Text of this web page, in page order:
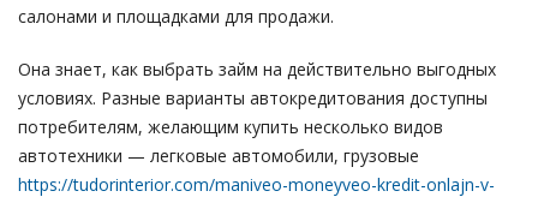
салонами и площадками для продажи.
Она знает, как выбрать займ на действительно выгодных
условиях. Разные варианты автокредитования доступны
потребителям, желающим купить несколько видов
автотехники — легковые автомобили, грузовые
https://tudorinterior.com/maniveo-moneyveo-kredit-onlajn-v-